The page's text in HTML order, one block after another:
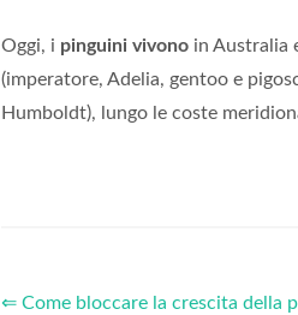
Oggi, i pinguini vivono in Australia
(imperatore, Adelia, gentoo e
Humboldt), lungo le coste
⇐ Come bloccare la crescita della